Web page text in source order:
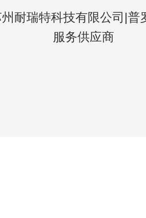
耐瑞特科技有限公司|普
服务供应商